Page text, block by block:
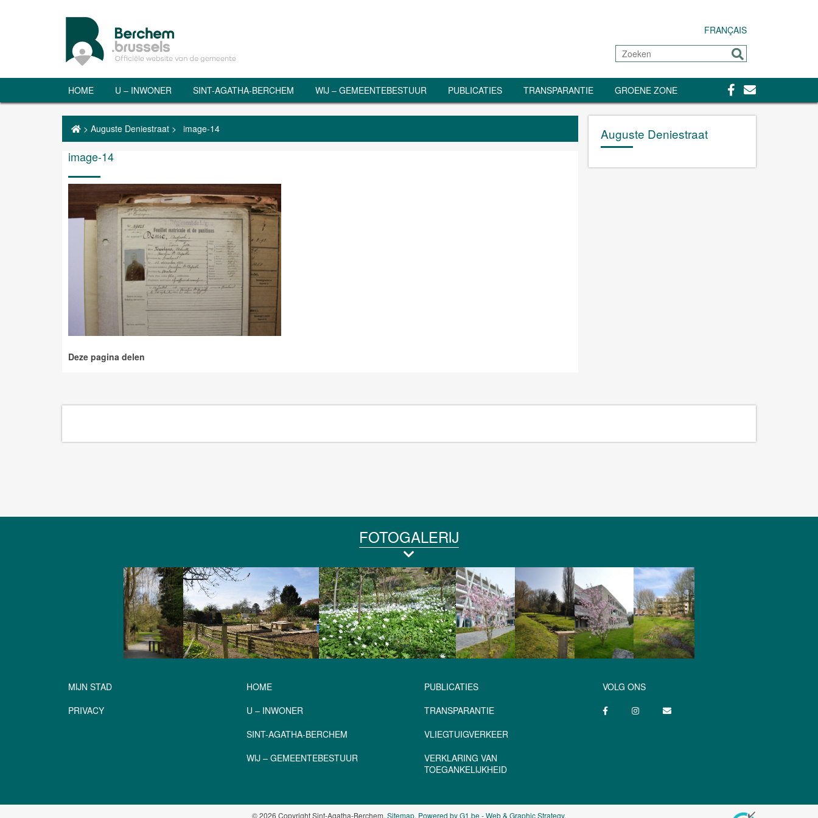
FRANÇAIS
Zoeken
Sturen
HOME U – INWONER SINT-AGATHA-BERCHEM WIJ – GEMEENTEBESTUUR PUBLICATIES TRANSPARANTIE GROENE ZONE Facebook
Contact
> Auguste Deniestraat > image-14
image-14
Deze pagina delen
Auguste Deniestraat
FOTOGALERIJ
MIJN STAD
PRIVACY
HOME
U – INWONER
SINT-AGATHA-BERCHEM
WIJ – GEMEENTEBESTUUR
PUBLICATIES
TRANSPARANTIE
VLIEGTUIGVERKEER
VERKLARING VAN
TOEGANKELIJKHEID
VOLG ONS
© 2026 Copyright Sint-Agatha-Berchem. Sitemap. Powered by G1.be - Web & Graphic Strategy.